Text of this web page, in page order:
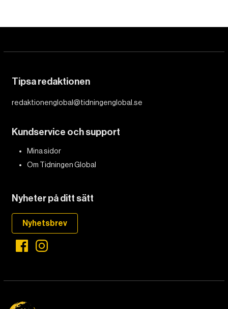
Tipsa redaktionen
redaktionenglobal@tidningenglobal.se
Kundservice och support
Mina sidor
Om Tidningen Global
Nyheter på ditt sätt
Nyhetsbrev